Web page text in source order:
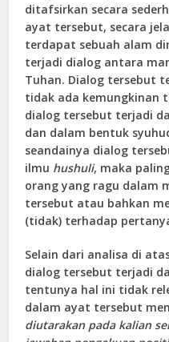
ditafsirkan secara
ayat tersebut, secara
terdapat sebuah alam
terjadi dialog antara
Tuhan. Dialog tersebut
tidak ada kemungkinan
dialog tersebut terjadi
dan dalam bentuk
seandainya dialog
ilmu hushuli, maka
orang yang ragu dalam
tersebut atau bahkan
(tidak) terhadap
Selain dari analisa di
dialog tersebut terjadi
tentunya hal ini tidak
dalam ayat tersebut
diutarakan pada kalian